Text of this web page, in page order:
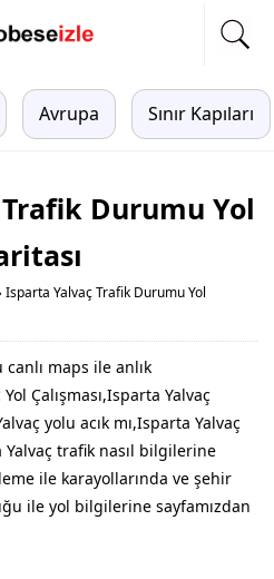
Avrupa Sınır Kapıları
Durumu Yol
Isparta Yalvaç Trafik Durumu Yol
maps ile anlık
Çalışması,Isparta Yalvaç
yolu acık mı,Isparta Yalvaç
trafik nasıl bilgilerine
ile karayollarında ve şehir
ile yol bilgilerine sayfamızdan